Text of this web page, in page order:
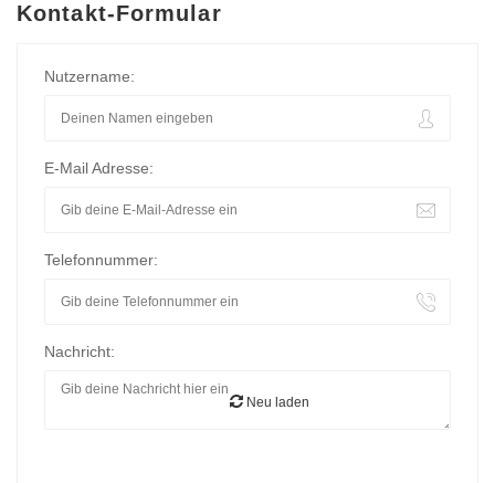
Kontakt-Formular
Nutzername:
E-Mail Adresse:
Telefonnummer:
Nachricht:
Neu laden